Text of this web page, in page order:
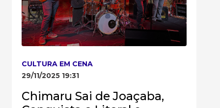
CULTURA EM CENA
29/11/2025 19:31
Chimaru Sai de Joaçaba,